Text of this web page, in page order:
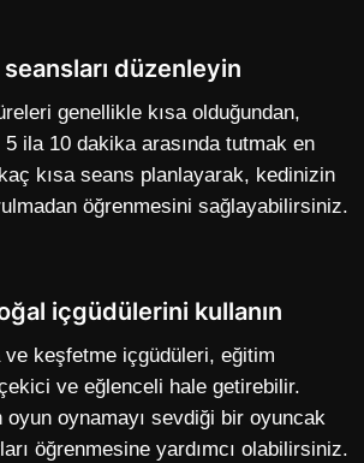
düzenleyin
genellikle kısa olduğundan,
5 ila 10 dakika arasında tutmak en
kısa seans planlayarak, kedinizin
öğrenmesini sağlayabilirsiniz.
içgüdülerini kullanın
ve keşfetme içgüdüleri, eğitim
ve eğlenceli hale getirebilir.
oynamayı sevdiği bir oyuncak
öğrenmesine yardımcı olabilirsiniz.